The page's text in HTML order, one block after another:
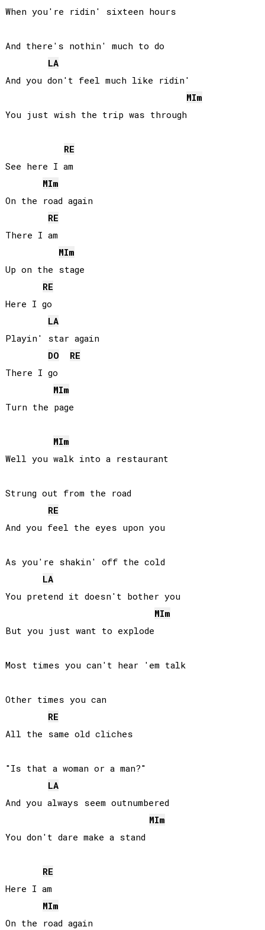
When you're ridin' sixteen hours
And there's nothin' much to do
LA
And you don't feel much like ridin'
MIm
You just wish the trip was through
RE
See here I am
MIm
On the road again
RE
There I am
MIm
Up on the stage
RE
Here I go
LA
Playin' star again
DO
RE
There I go
MIm
Turn the page
MIm
Well you walk into a restaurant
Strung out from the road
RE
And you feel the eyes upon you
As you're shakin' off the cold
LA
You pretend it doesn't bother you
MIm
But you just want to explode
Most times you can't hear 'em talk
Other times you can
RE
All the same old cliches
"Is that a woman or a man?"
LA
And you always seem outnumbered
MIm
You don't dare make a stand
RE
Here I am
MIm
On the road again